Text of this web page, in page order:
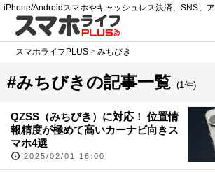
iPhone/Androidスマホやキャッシュレス決済、SNS、
スマホライフPLUS >みちびき
#みちびきの記事一覧 (1件)
QZSS（みちびき）に対応！ 位置情
報精度が極めて高いカーナビ向きス
マホ4選
2025/02/01 16:00